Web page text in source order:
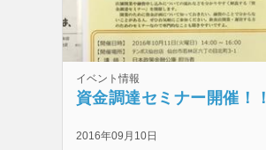
イベント情報
資金調達セミナー開催！！
2016年09月10日